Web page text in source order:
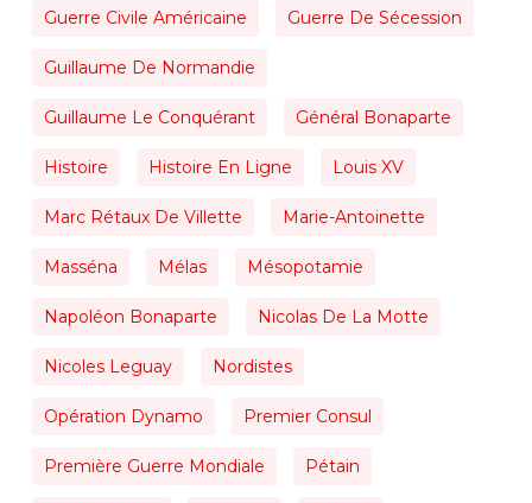
Guerre Civile Américaine Guerre De Sécession
Guillaume De Normandie
Guillaume Le Conquérant Général Bonaparte
Histoire Histoire En Ligne Louis XV
Marc Rétaux De Villette Marie-Antoinette
Masséna Mélas Mésopotamie
Napoléon Bonaparte Nicolas De La Motte
Nicoles Leguay Nordistes
Opération Dynamo Premier Consul
Première Guerre Mondiale Pétain